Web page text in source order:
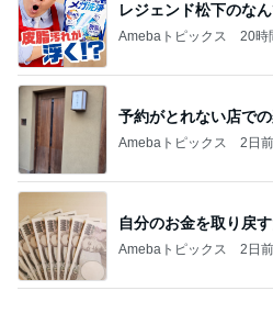
予約がとれない店で
Amebaトピックス 2日前
自分のお金を取り戻
Amebaトピックス 2日前